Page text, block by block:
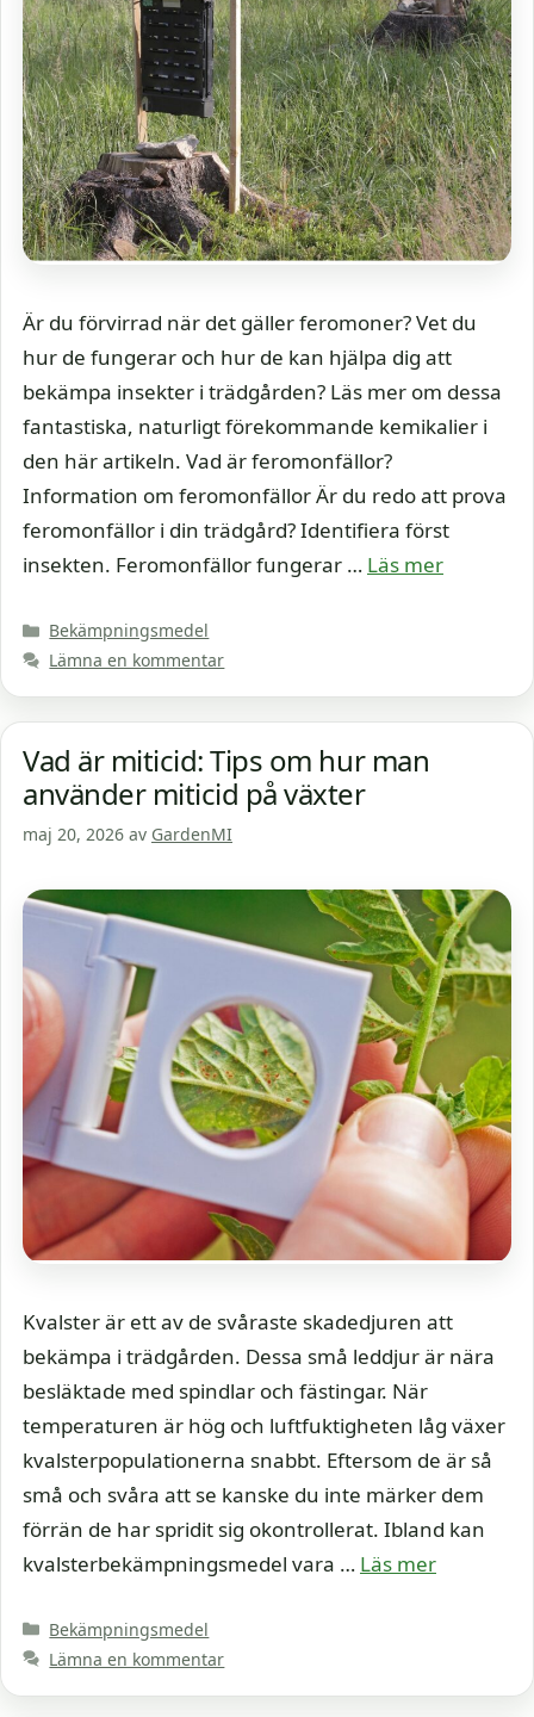
Är du förvirrad när det gäller feromoner? Vet du
hur de fungerar och hur de kan hjälpa dig att
bekämpa insekter i trädgården? Läs mer om dessa
fantastiska, naturligt förekommande kemikalier i
den här artikeln. Vad är feromonfällor?
Information om feromonfällor Är du redo att prova
feromonfällor i din trädgård? Identifiera först
insekten. Feromonfällor fungerar … Läs mer
Kategorier
Bekämpningsmedel
Lämna en kommentar
Vad är miticid: Tips om hur man
använder miticid på växter
maj 20, 2026 av GardenMI
Kvalster är ett av de svåraste skadedjuren att
bekämpa i trädgården. Dessa små leddjur är nära
besläktade med spindlar och fästingar. När
temperaturen är hög och luftfuktigheten låg växer
kvalsterpopulationerna snabbt. Eftersom de är så
små och svåra att se kanske du inte märker dem
förrän de har spridit sig okontrollerat. Ibland kan
kvalsterbekämpningsmedel vara … Läs mer
Kategorier
Bekämpningsmedel
Lämna en kommentar